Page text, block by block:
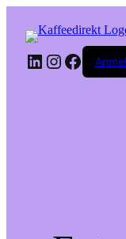
LinkedIn
Instagram